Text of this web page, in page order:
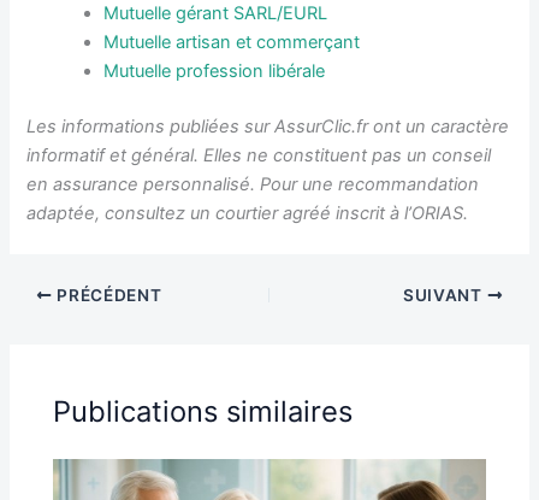
Mutuelle gérant SARL/EURL
Mutuelle artisan et commerçant
Mutuelle profession libérale
Les informations publiées sur AssurClic.fr ont un caractère
informatif et général. Elles ne constituent pas un conseil
en assurance personnalisé. Pour une recommandation
adaptée, consultez un courtier agréé inscrit à l’ORIAS.
PRÉCÉDENT SUIVANT
Publications similaires